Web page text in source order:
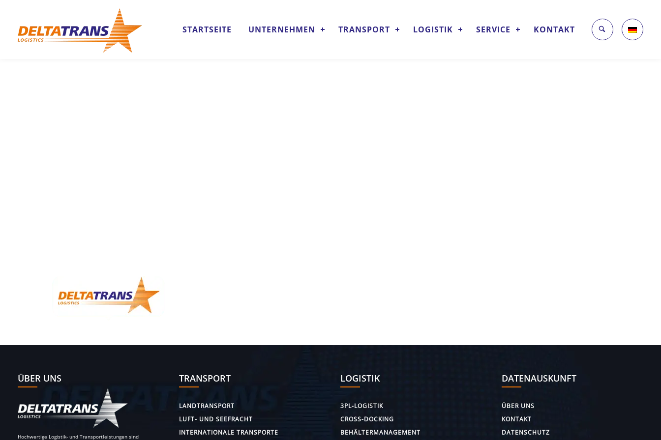
STARTSEITE UNTERNEHMEN TRANSPORT LOGISTIK SERVICE KONTAKT
ÜBER UNS
Hochwertige Logistik- und Transportleistungen sind
TRANSPORT
LANDTRANSPORT
LUFT- UND SEEFRACHT
INTERNATIONALE TRANSPORTE
LOGISTIK
3PL-LOGISTIK
CROSS-DOCKING
BEHÄLTERMANAGEMENT
DATENAUSKUNFT
ÜBER UNS
KONTAKT
DATENSCHUTZ